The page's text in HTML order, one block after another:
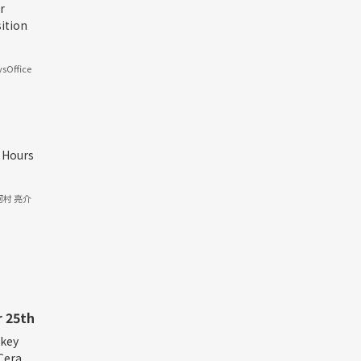
村 亮介
25th